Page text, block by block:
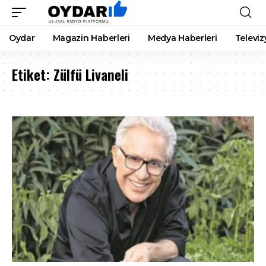
Oydar Magazin Haberleri Medya Haberleri
Etiket: Zülfü Livaneli